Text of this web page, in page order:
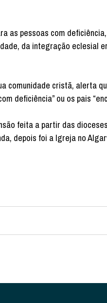
as pessoas com
da integração eclesial
comunidade cristã, alerta
deficiência” ou os pais
feita a partir das
depois foi a Igreja no